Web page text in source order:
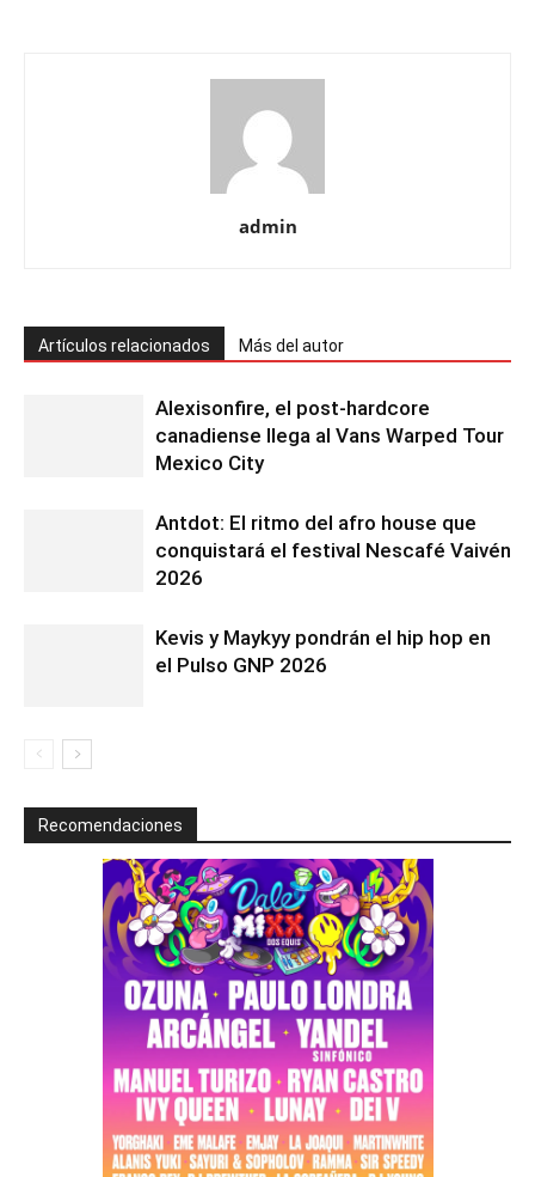
admin
Artículos relacionados Más del autor
Alexisonfire, el post-hardcore
canadiense llega al Vans Warped Tour
Mexico City
Antdot: El ritmo del afro house que
conquistará el festival Nescafé Vaivén
2026
Kevis y Maykyy pondrán el hip hop en
el Pulso GNP 2026
Recomendaciones